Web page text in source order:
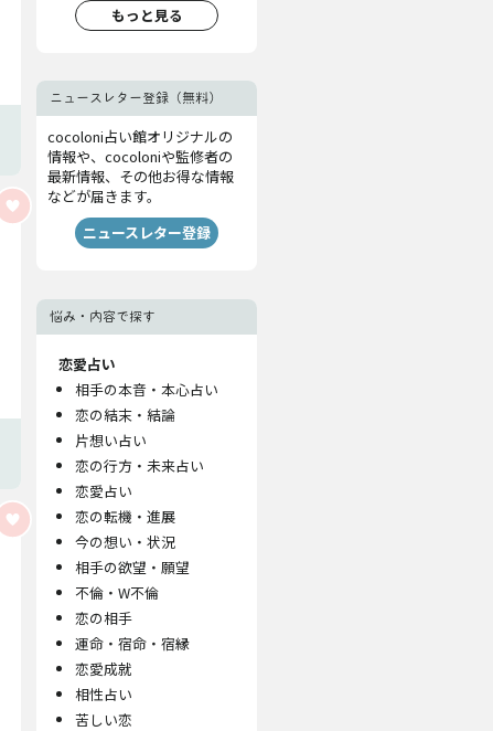
もっと見る
ニュースレター登録（無料）
cocoloni占い館オリジナルの
情報や、cocoloniや監修者の
最新情報、その他お得な情報
などが届きます。
ニュースレター登録
悩み・内容で探す
恋愛占い
相手の本音・本心占い
恋の結末・結論
片想い占い
恋の行方・未来占い
恋愛占い
恋の転機・進展
今の想い・状況
相手の欲望・願望
不倫・W不倫
恋の相手
運命・宿命・宿縁
恋愛成就
相性占い
苦しい恋